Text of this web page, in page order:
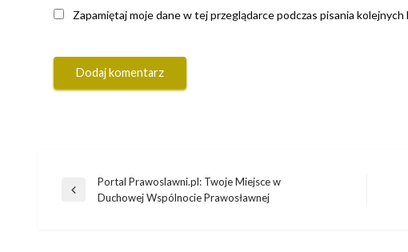
Zapamiętaj moje dane w tej przeglądarce podczas pisania kolejnych
Nawigacja
Poprzedni
Portal Prawoslawni.pl: Twoje Miejsce w
Duchowej Wspólnocie Prawosławnej